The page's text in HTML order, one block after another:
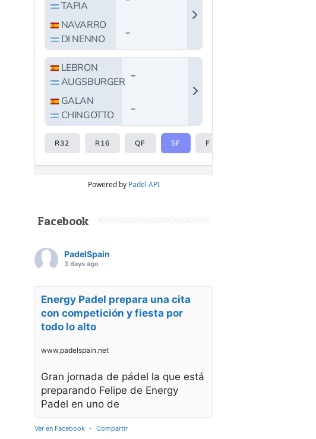
Powered by Padel API
Facebook
PadelSpain
3 days ago
Energy Padel prepara una cita
con competición y fiesta por
todo lo alto
www.padelspain.net
Gran jornada de pádel la que está
preparando Felipe de Energy
Padel en uno de
Ver en Facebook · Compartir